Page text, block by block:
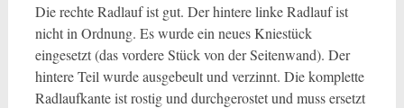
Die rechte Radlauf ist gut. Der hintere linke Radlauf ist
nicht in Ordnung. Es wurde ein neues Kniestück
eingesetzt (das vordere Stück von der Seitenwand). Der
hintere Teil wurde ausgebeult und verzinnt. Die komplette
Radlaufkante ist rostig und durchgerostet und muss ersetzt